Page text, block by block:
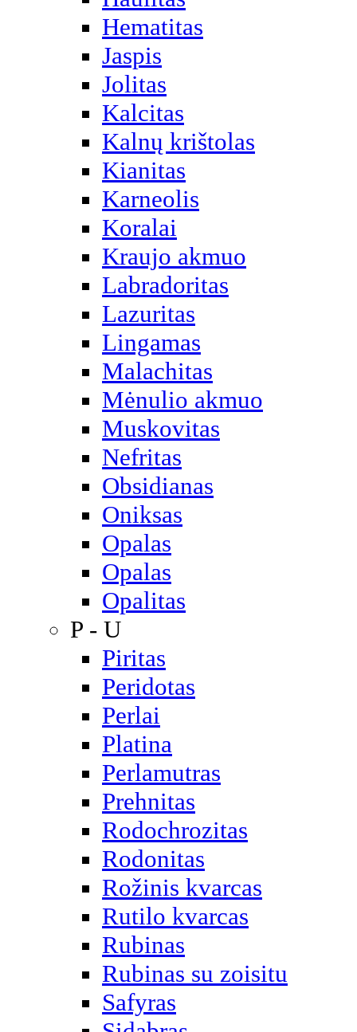
Hematitas
Jaspis
Jolitas
Kalcitas
Kalnų krištolas
Kianitas
Karneolis
Koralai
Kraujo akmuo
Labradoritas
Lazuritas
Lingamas
Malachitas
Mėnulio akmuo
Muskovitas
Nefritas
Obsidianas
Oniksas
Opalas
Opalas
Opalitas
P - U
Piritas
Peridotas
Perlai
Platina
Perlamutras
Prehnitas
Rodochrozitas
Rodonitas
Rožinis kvarcas
Rutilo kvarcas
Rubinas
Rubinas su zoisitu
Safyras